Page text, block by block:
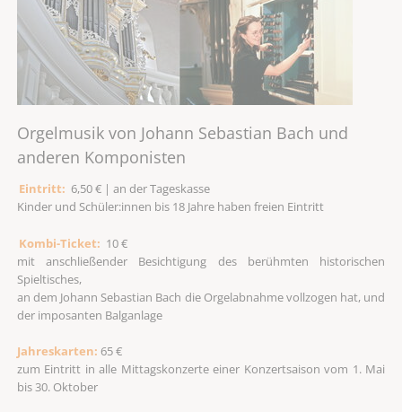
Orgelmusik von Johann Sebastian Bach und
anderen Komponisten
Eintritt: 6,50 € | an der Tageskasse
Kinder und Schüler:innen bis 18 Jahre haben freien Eintritt
Kombi-Ticket: 10 €
mit anschließender Besichtigung des berühmten historischen
Spieltisches,
an dem Johann Sebastian Bach die Orgelabnahme vollzogen hat, und
der imposanten Balganlage
Jahreskarten: 65 €
zum Eintritt in alle Mittagskonzerte einer Konzertsaison vom 1. Mai
bis 30. Oktober